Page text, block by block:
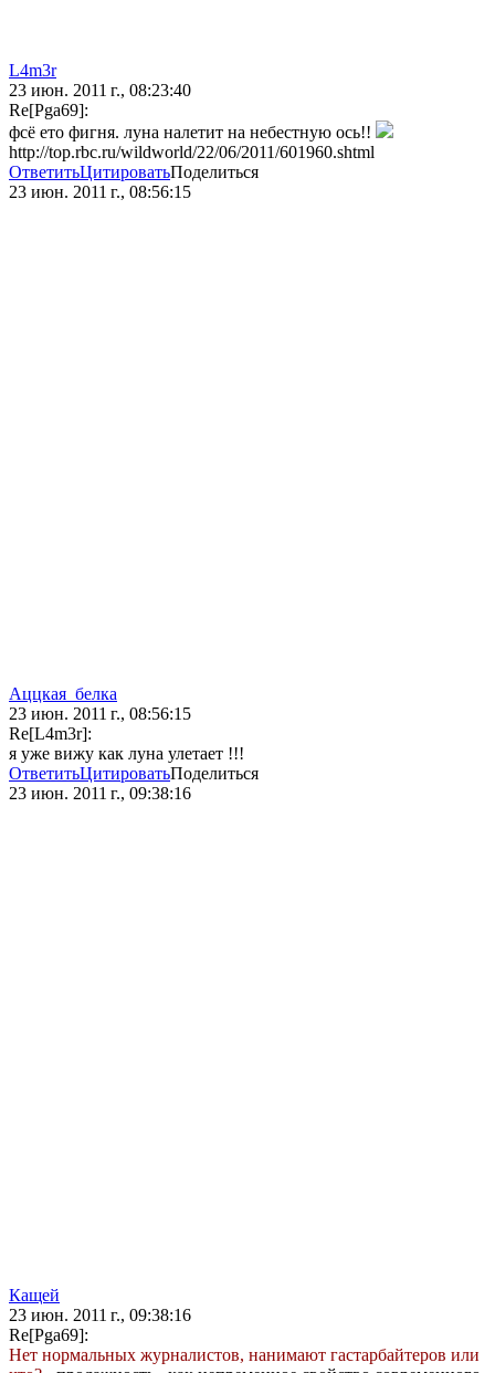
L4m3r
23 июн. 2011 г., 08:23:40
Re[Pga69]:
фсё ето фигня. луна налетит на небестную ось!!
http://top.rbc.ru/wildworld/22/06/2011/601960.shtml
ОтветитьЦитироватьПоделиться
23 июн. 2011 г., 08:56:15
Аццкая_белка
23 июн. 2011 г., 08:56:15
Re[L4m3r]:
я уже вижу как луна улетает !!!
ОтветитьЦитироватьПоделиться
23 июн. 2011 г., 09:38:16
Кащей
23 июн. 2011 г., 09:38:16
Re[Pga69]:
Нет нормальных журналистов, нанимают гастарбайтеров или